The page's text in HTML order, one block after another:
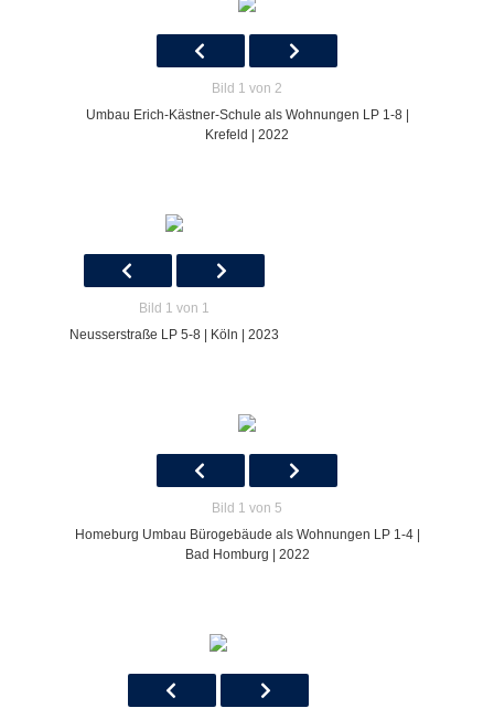
Bild 1 von 2
Umbau Erich-Kästner-Schule als Wohnungen LP 1-8 |
Krefeld | 2022
Bild 1 von 1
Neusserstraße LP 5-8 | Köln | 2023
Bild 1 von 5
Homeburg Umbau Bürogebäude als Wohnungen LP 1-4 |
Bad Homburg | 2022